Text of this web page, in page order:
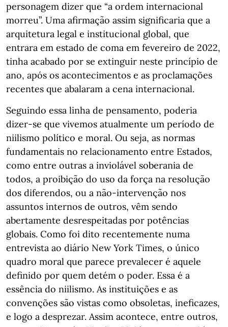
personagem dizer que “a ordem internacional
morreu”. Uma afirmação assim significaria que a
arquitetura legal e institucional global, que
entrara em estado de coma em fevereiro de 2022,
tinha acabado por se extinguir neste princípio de
ano, após os acontecimentos e as proclamações
recentes que abalaram a cena internacional.
Seguindo essa linha de pensamento, poderia
dizer-se que vivemos atualmente um período de
niilismo político e moral. Ou seja, as normas
fundamentais no relacionamento entre Estados,
como entre outras a inviolável soberania de
todos, a proibição do uso da força na resolução
dos diferendos, ou a não-intervenção nos
assuntos internos de outros, vêm sendo
abertamente desrespeitadas por potências
globais. Como foi dito recentemente numa
entrevista ao diário New York Times, o único
quadro moral que parece prevalecer é aquele
definido por quem detém o poder. Essa é a
essência do niilismo. As instituições e as
convenções são vistas como obsoletas, ineficazes,
e logo a desprezar. Assim acontece, entre outros,